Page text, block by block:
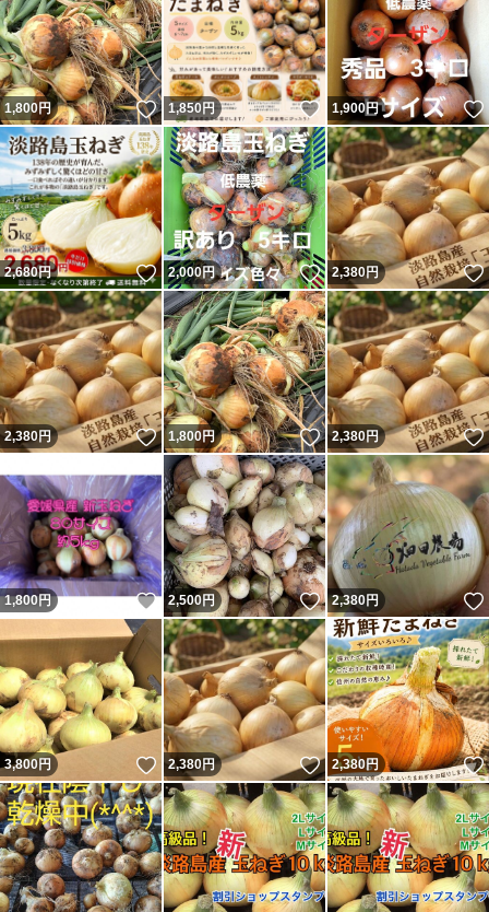
1,800円 いいね！
1,850 円 いいね！
1,900円
2,680円 いいね！
2,000円 いいね！
2,380円
2,380円 いいね！
1,800円 いいね！
2,380円
1,800円 いいね！
2,500円 いいね！
2,380円
3,800円 いいね！
2,380円 いいね！
2,380円